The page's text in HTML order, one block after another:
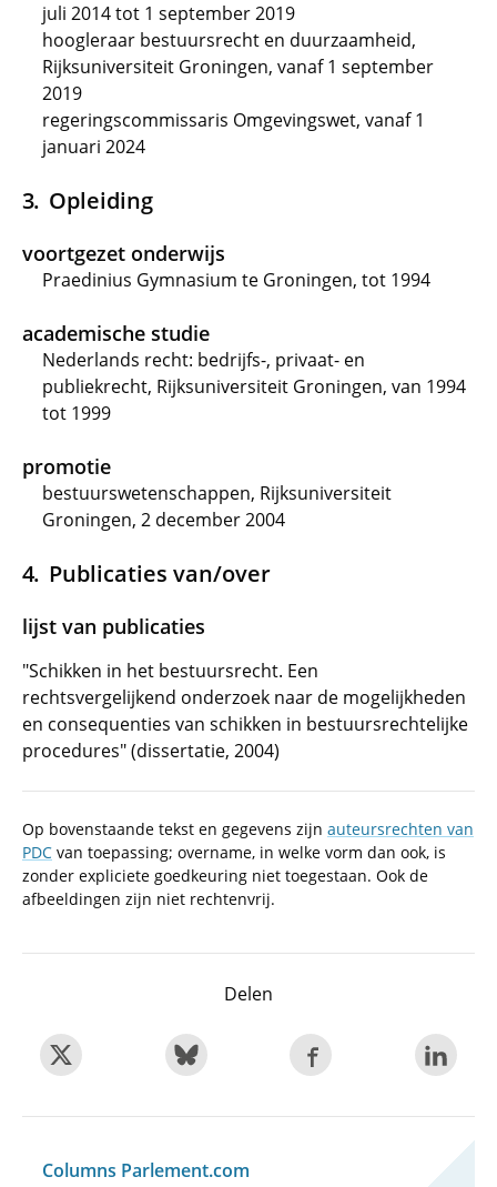
juli 2014 tot 1 september 2019
hoogleraar bestuursrecht en duurzaamheid,
Rijksuniversiteit Groningen, vanaf 1 september
2019
regeringscommissaris Omgevingswet, vanaf 1
januari 2024
Opleiding
voortgezet onderwijs
Praedinius Gymnasium te Groningen, tot 1994
academische studie
Nederlands recht: bedrijfs-, privaat- en
publiekrecht, Rijksuniversiteit Groningen, van 1994
tot 1999
promotie
bestuurswetenschappen, Rijksuniversiteit
Groningen, 2 december 2004
Publicaties van/over
lijst van publicaties
"Schikken in het bestuursrecht. Een
rechtsvergelijkend onderzoek naar de mogelijkheden
en consequenties van schikken in bestuursrechtelijke
procedures" (dissertatie, 2004)
Op bovenstaande tekst en gegevens zijn auteursrechten van
PDC van toepassing; overname, in welke vorm dan ook, is
zonder expliciete goedkeuring niet toegestaan. Ook de
afbeeldingen zijn niet rechtenvrij.
Delen
Columns Parlement.com